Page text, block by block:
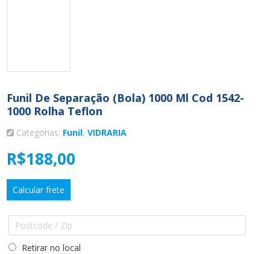
Funil De Separação (bola) 1000 Ml Cod 1542-
1000 Rolha Teflon
Categorias: Funil, VIDRARIA
R$188,00
Calcular frete
Retirar no local